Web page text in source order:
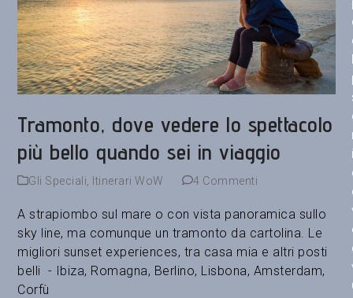
Tramonto, dove vedere lo spettacolo
più bello quando sei in viaggio
Gli Speciali Itinerari WoW 4 Commenti
A strapiombo sul mare o con vista panoramica sullo
sky line, ma comunque un tramonto da cartolina. Le
migliori sunset experiences, tra casa mia e altri posti
belli - Ibiza, Romagna, Berlino, Lisbona, Amsterdam,
Corfù